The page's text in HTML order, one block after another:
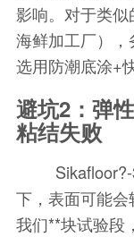
影响。对于类似
海鲜加工厂）
选用防潮底涂+
避坑2：弹
粘结失败
下，表面可能会
我们**块试验段